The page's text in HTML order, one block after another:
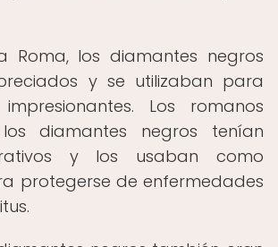
Roma, los diamantes negros
y se utilizaban para
Los romanos
diamantes negros tenían
y los usaban como
protegerse de enfermedades